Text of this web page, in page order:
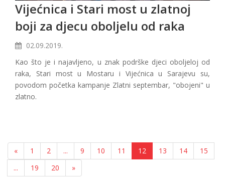
Vijećnica i Stari most u zlatnoj
boji za djecu oboljelu od raka
02.09.2019.
Kao što je i najavljeno, u znak podrške djeci oboljeloj od
raka, Stari most u Mostaru i Vijećnica u Sarajevu su,
povodom početka kampanje Zlatni septembar, "obojeni" u
zlatno.
« 1 2 ... 9 10 11 12 13 14
15
...
19 20 »